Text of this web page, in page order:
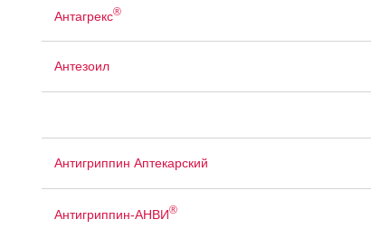
Антагрекс®
Антезоил
Антигриппин Аптекарский
Антигриппин-АНВИ®